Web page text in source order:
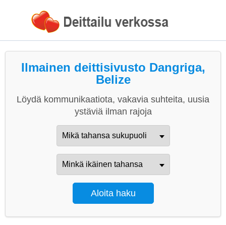
Ilmainen deittisivusto Dangriga,
Belize
Löydä kommunikaatiota, vakavia suhteita, uusia
ystäviä ilman rajoja